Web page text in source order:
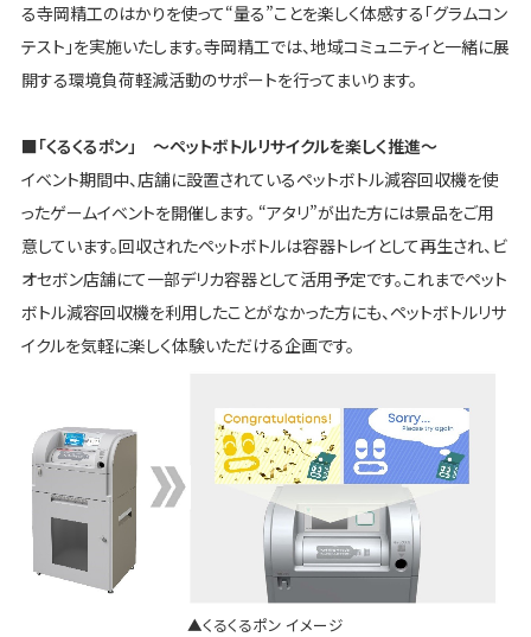
る寺岡精工のはかりを使って“量る”ことを楽しく体感する「グラムコン
テスト」を実施いたします。寺岡精工では、地域コミュニティと一緒に展
開する環境負荷軽減活動のサポートを行ってまいります。
■「くるくるポン」 ～ペットボトルリサイクルを楽しく推進～
イベント期間中、店舗に設置されているペットボトル減容回収機を使
ったゲームイベントを開催します。 “アタリ”が出た方には景品をご用
意しています。回収されたペットボトルは容器トレイとして再生され、ビ
オセボン店舗にて一部デリカ容器として活用予定です。これまでペット
ボトル減容回収機を利用したことがなかった方にも、ペットボトルリサ
イクルを気軽に楽しく体験いただける企画です。
▲くるくるポン イメージ